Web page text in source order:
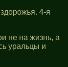
4-я
не на жизнь, а
уральцы и